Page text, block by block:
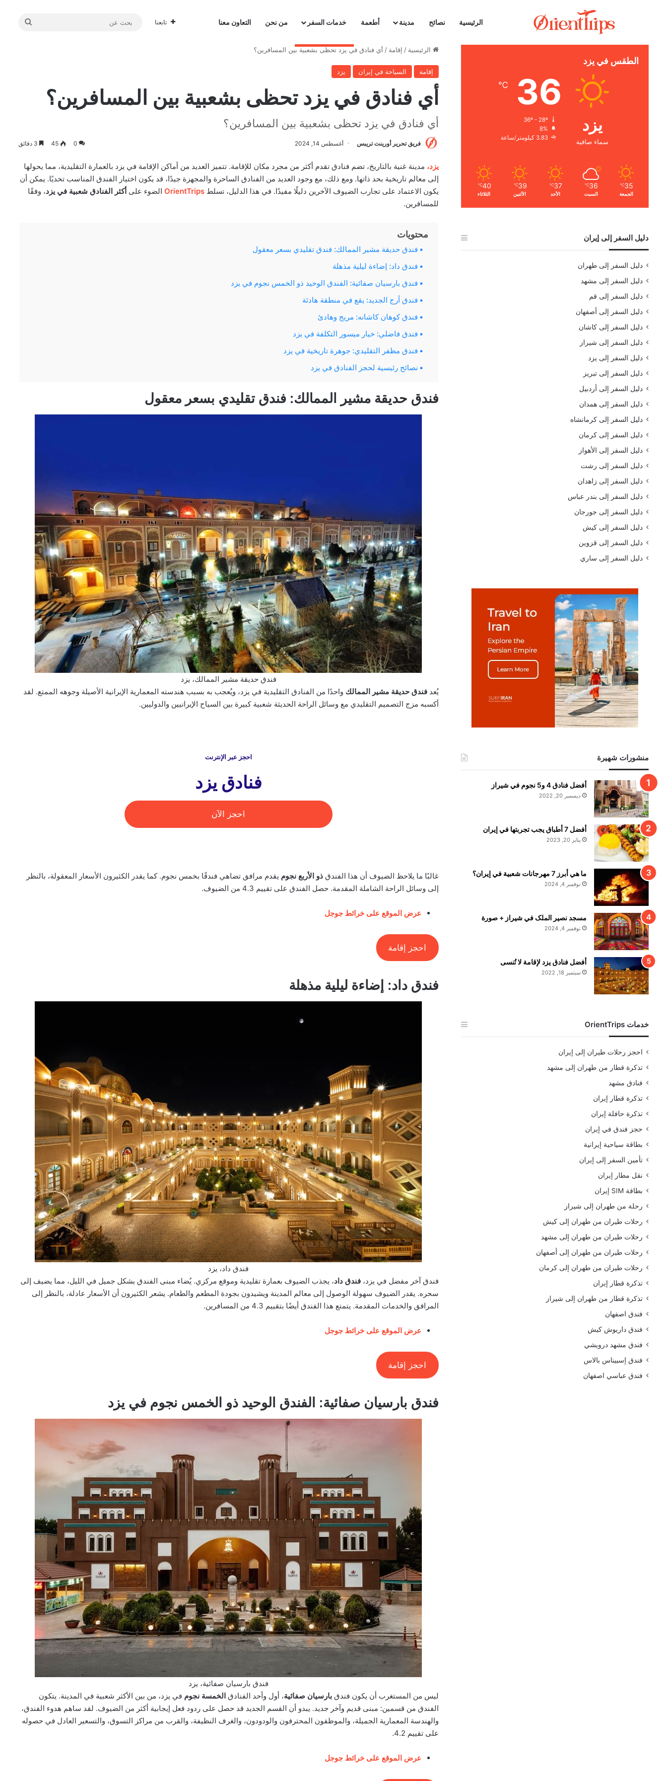
الرئيسية نصائح مدينة أطعمة خدمات السفر من نحن التعاون معنا تابعنا
بحث
الرئيسية / إقامة / أي فنادق في يزد تحظى بشعبية بين المسافرين؟
إقامة السياحة في إيران يزد
أي فنادق في يزد تحظى بشعبية بين المسافرين؟
أي فنادق في يزد تحظى بشعبية بين المسافرين؟
فريق تحرير أورينت تريبس أغسطس 14, 2024 0
45
يزد، مدينة غنية بالتاريخ، تضم فنادق تقدم أكثر من مجرد مكان للإقامة. تتميز العديد من أماكن الإقامة في يزد بالعمارة التقليدية، مما يحولها
إلى معالم تاريخية بحد ذاتها. ومع ذلك، مع وجود العديد من الفنادق الساحرة والمجهزة جيدًا، قد يكون اختيار الفندق المناسب تحديًا. يمكن أن
يكون الاعتماد على تجارب الضيوف الآخرين دليلًا مفيدًا. في هذا الدليل، تسلطOrientTrips الضوء على أكثر الفنادق شعبية في يزد، وفقًا
للمسافرين.
محتويات
فندق حديقة مشير الممالك: فندق تقليدي بسعر معقول
فندق داد: إضاءة ليلية مذهلة
فندق بارسيان صفائية: الفندق الوحيد ذو الخمس نجوم في يزد
فندق أرج الجديد: يقع في منطقة هادئة
فندق كوهان كاشانه: مريح وهادئ
فندق فاضلي: خيار ميسور التكلفة في يزد
فندق مظفر التقليدي: جوهرة تاريخية في يزد
نصائح رئيسية لحجز الفنادق في يزد
فندق حديقة مشير الممالك: فندق تقليدي بسعر معقول
فندق حديقة مشير الممالك، يزد
يُعدفندق حديقة مشير الممالك واحدًا من الفنادق التقليدية في يزد، ويُعجب به بسبب هندسته المعمارية الإيرانية الأصيلة وجوهه الممتع. لقد
أكسبه مزج التصميم التقليدي مع وسائل الراحة الحديثة شعبية كبيرة بين السياح الإيرانيين والدوليين.
احجز عبر الإنترنت
فنادق يزد
احجز الآن
غالبًا ما يلاحظ الضيوف أن هذا الفندقذو الأربع نجوم يقدم مرافق تضاهي فندقًا بخمس نجوم. كما يقدر الكثيرون الأسعار المعقولة، بالنظر
إلى وسائل الراحة الشاملة المقدمة. حصل الفندق على تقييم 4.3 من الضيوف.
عرض الموقع على خرائط جوجل
احجز إقامة
فندق داد: إضاءة ليلية مذهلة
فندق داد، يزد
فندق آخر مفضل في يزد،فندق داد، يجذب الضيوف بعمارة تقليدية وموقع مركزي. يُضاء مبنى الفندق بشكل جميل في الليل، مما يضيف إلى
سحره. يقدر الضيوف سهولة الوصول إلى معالم المدينة ويشيدون بجودة المطعم والطعام. يشعر الكثيرون أن الأسعار عادلة، بالنظر إلى
المرافق والخدمات المقدمة. يتمتع هذا الفندق أيضًا بتقييم 4.3 من المسافرين.
عرض الموقع على خرائط جوجل
احجز إقامة
فندق بارسيان صفائية: الفندق الوحيد ذو الخمس نجوم في يزد
فندق بارسيان صفائية، يزد
ليس من المستغرب أن يكون فندقبارسيان صفائية، أول وأحد الفنادقالخمسة نجوم في يزد، من بين الأكثر شعبية في المدينة. يتكون
الفندق من قسمين: مبنى قديم وآخر جديد. يبدو أن القسم الجديد قد حصل على ردود فعل إيجابية أكثر من الضيوف. لقد ساهم هدوء الفندق،
والهندسة المعمارية الجميلة، والموظفون المحترفون والودودون، والغرف النظيفة، والقرب من مراكز التسوق، والتسعير العادل في حصوله
على تقييم 4.2.
عرض الموقع على خرائط جوجل
الطقس في يزد
يزد
سماء صافية
36
℃
8%
3.83 كيلومتر/ساعة
35
℃
الجمعة
36
℃
السبت
37
℃
الأحد
39
℃
الأثنين
40
℃
الثلاثاء
دليل السفر إلى إيران
دليل السفر إلى طهران
دليل السفر إلى مشهد
دليل السفر إلى قم
دليل السفر إلى أصفهان
دليل السفر إلى كاشان
دليل السفر إلى شيراز
دليل السفر إلى يزد
دليل السفر إلى تبريز
دليل السفر إلى أردبيل
دليل السفر إلى همدان
دليل السفر إلى كرمانشاه
دليل السفر إلى كرمان
دليل السفر إلى الأهواز
دليل السفر إلى رشت
دليل السفر إلى زاهدان
دليل السفر إلى بندر عباس
دليل السفر إلى جورجان
دليل السفر إلى كيش
دليل السفر إلى قزوين
دليل السفر إلى ساري
منشورات شهيرة
أفضل فنادق 4 و5 نجوم في شيراز
ديسمبر 20, 2022
أفضل 7 أطباق يجب تجربتها في إيران
يناير 20, 2023
ما هي أبرز 7 مهرجانات شعبية في إيران؟
نوفمبر 4, 2024
مسجد نصير الملک في شيراز + صورة
نوفمبر 4, 2024
أفضل فنادق يزد لإقامة لا تُنسى
سبتمبر 18, 2022
خدمات OrientTrips
احجز رحلات طيران إلى إيران
تذكرة قطار من طهران إلى مشهد
فنادق مشهد
تذكرة قطار إيران
تذكرة حافلة إيران
حجز فندق في إيران
بطاقة سياحية إيرانية
تأمين السفر إلى إيران
نقل مطار إيران
بطاقة SIM إيران
رحلة من طهران إلى شيراز
رحلات طيران من طهران إلى كيش
رحلات طيران من طهران إلى مشهد
رحلات طيران من طهران إلى أصفهان
رحلات طيران من طهران إلى كرمان
تذكرة قطار إيران
تذكرة قطار من طهران إلى شيراز
فندق اصفهان
فندق داريوش كيش
فندق مشهد درويشي
فندق إسبيناس بالاس
فندق عباسي اصفهان